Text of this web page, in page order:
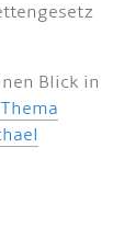
Blick in